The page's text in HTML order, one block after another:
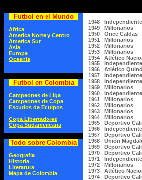
Futbol en el Mundo
Africa
America Norte y Centro
America Sur
Asia
Europa
Oceania
Futbol en Colombia
Campeones de Liga
Campeones de Copa
Escudos de Equipos
Copa Libertadores
Copa Sudamericana
Todo sobre Colombia
Geografia
Historia
Literatura
Mapa de Colombia
1948 Independiente
1949 Millonarios
1950 Once Caldas
1951 Millonarios
1952 Millonarios
1953 Millonarios
1954 Atlético
1955
1956 Atlético
1957
1958 Independiente
1959 Millonarios
1960 Independiente
1961 Millonarios
1962 Millonarios
1963 Millonarios
1964 Millonarios
1965 Deportivo Cali
1966 Independiente
1967 Deportivo Cali
1968 Unión
1969 Deportivo Cali
1970 Deportivo Cali
1971 Independiente
1972 Millonarios
1973 Atlético
1974 Deportivo Cali